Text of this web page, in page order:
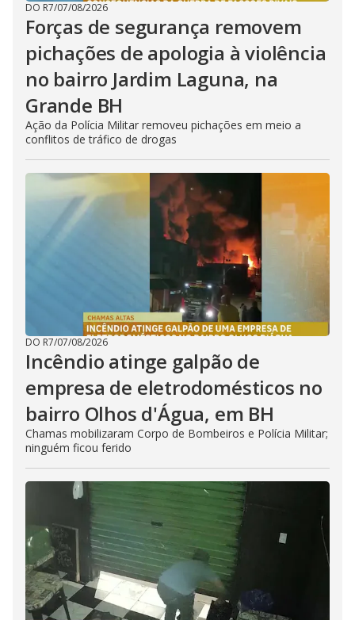
DO R7/07/08/2026
Forças de segurança removem
pichações de apologia à violência
no bairro Jardim Laguna, na
Grande BH
Ação da Polícia Militar removeu pichações em meio a
conflitos de tráfico de drogas
DO R7/07/08/2026
Incêndio atinge galpão de
empresa de eletrodomésticos no
bairro Olhos d'Água, em BH
Chamas mobilizaram Corpo de Bombeiros e Polícia Militar;
ninguém ficou ferido